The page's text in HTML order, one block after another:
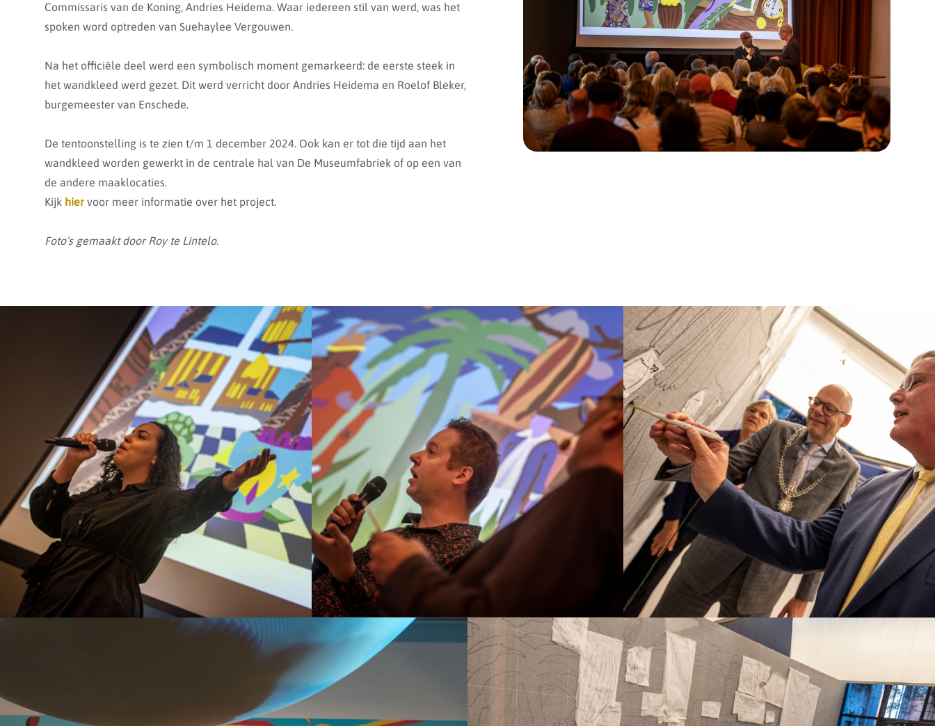
Commissaris van de Koning, Andries Heidema. Waar iedereen stil van werd, was het
spoken word optreden van Suehaylee Vergouwen.
Na het officiële deel werd een symbolisch moment gemarkeerd: de eerste steek in
het wandkleed werd gezet. Dit werd verricht door Andries Heidema en Roelof Bleker,
burgemeester van Enschede.
De tentoonstelling is te zien t/m 1 december 2024. Ook kan er tot die tijd aan het
wandkleed worden gewerkt in de centrale hal van De Museumfabriek of op een van
de andere maaklocaties.
Kijk hier voor meer informatie over het project.
Foto’s gemaakt door Roy te Lintelo.